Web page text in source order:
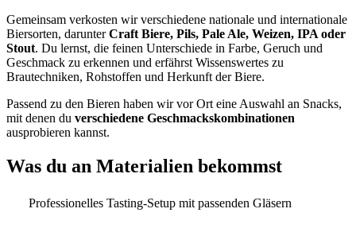
Gemeinsam verkosten wir verschiedene nationale und internationale
Biersorten, darunterCraft Biere, Pils, Pale Ale, Weizen, IPA oder
Stout. Du lernst, die feinen Unterschiede in Farbe, Geruch und
Geschmack zu erkennen und erfährst Wissenswertes zu
Brautechniken, Rohstoffen und Herkunft der Biere.
Passend zu den Bieren haben wir vor Ort eine Auswahl an Snacks,
mit denen du verschiedene Geschmackskombinationen
ausprobieren kannst.
Was du an Materialien bekommst
Professionelles Tasting-Setup mit passenden Gläsern